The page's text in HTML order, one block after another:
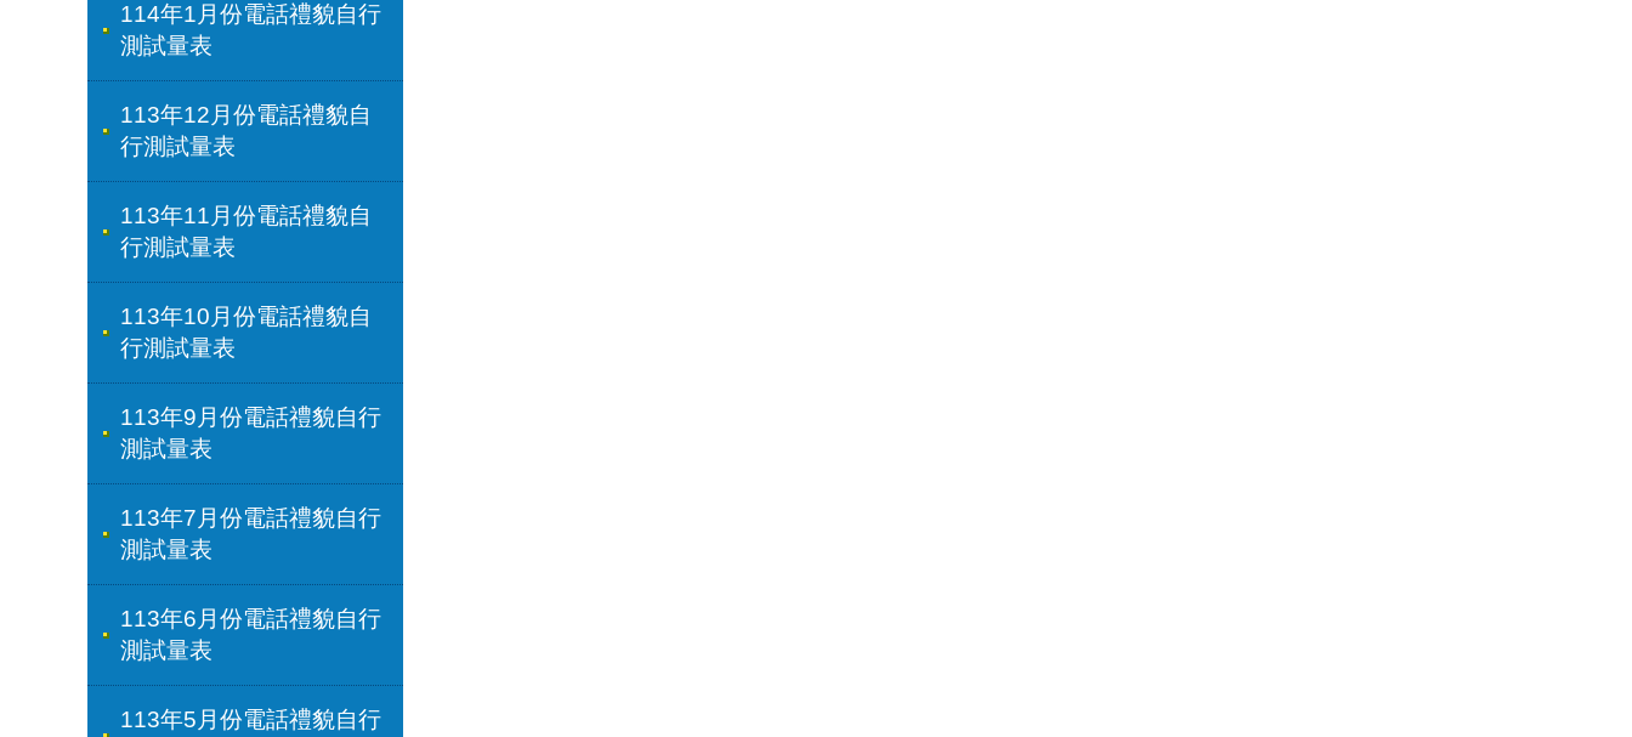
114年1月份電話禮貌自行
測試量表
113年12月份電話禮貌自
行測試量表
113年11月份電話禮貌自
行測試量表
113年10月份電話禮貌自
行測試量表
113年9月份電話禮貌自行
測試量表
113年7月份電話禮貌自行
測試量表
113年6月份電話禮貌自行
測試量表
113年5月份電話禮貌自行